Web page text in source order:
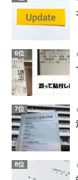
6位
7位
8位